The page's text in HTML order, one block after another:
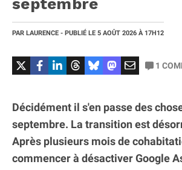
PAR LAURENCE - PUBLIÉ LE 5 AOÛT 2026 À 17H12
1
Décidément il s'en passe des
septembre. La transition est
Après plusieurs mois de
commencer à désactiver Google